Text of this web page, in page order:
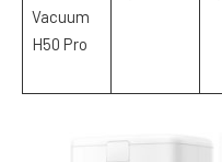
Vacuum
H50 Pro